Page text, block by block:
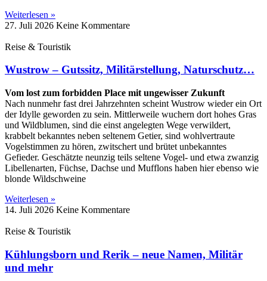
Weiterlesen »
27. Juli 2026 Keine Kommentare
Reise & Touristik
Wustrow – Gutssitz, Militärstellung, Naturschutz…
Vom lost zum forbidden Place mit ungewisser Zukunft
Nach nunmehr fast drei Jahrzehnten scheint Wustrow wieder ein Ort
der Idylle geworden zu sein. Mittlerweile wuchern dort hohes Gras
und Wildblumen, sind die einst angelegten Wege verwildert,
krabbelt bekanntes neben seltenem Getier, sind wohlvertraute
Vogelstimmen zu hören, zwitschert und brütet unbekanntes
Gefieder. Geschätzte neunzig teils seltene Vogel- und etwa zwanzig
Libellenarten, Füchse, Dachse und Mufflons haben hier ebenso wie
blonde Wildschweine
Weiterlesen »
14. Juli 2026 Keine Kommentare
Reise & Touristik
Kühlungsborn und Rerik – neue Namen, Militär
und mehr